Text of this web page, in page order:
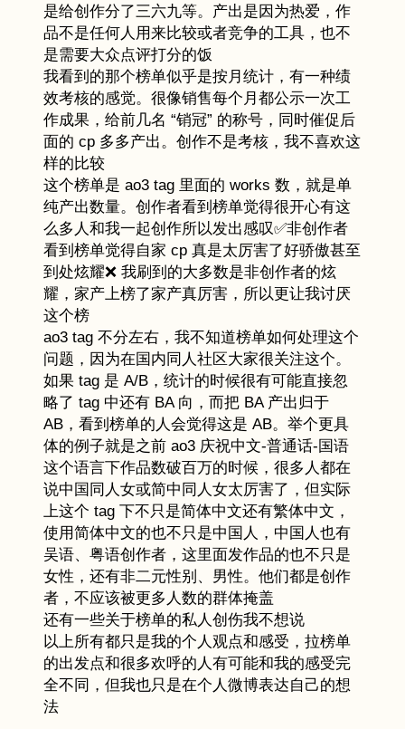
是给创作分了三六九等。产出是因为热爱，作
品不是任何人用来比较或者竞争的工具，也不
是需要大众点评打分的饭
我看到的那个榜单似乎是按月统计，有一种绩
效考核的感觉。很像销售每个月都公示一次工
作成果，给前几名 “销冠” 的称号，同时催促后
面的 cp 多多产出。创作不是考核，我不喜欢这
样的比较
这个榜单是 ao3 tag 里面的 works 数，就是单
纯产出数量。创作者看到榜单觉得很开心有这
么多人和我一起创作所以发出感叹✅非创作者
看到榜单觉得自家 cp 真是太厉害了好骄傲甚至
到处炫耀❌ 我刷到的大多数是非创作者的炫
耀，家产上榜了家产真厉害，所以更让我讨厌
这个榜
ao3 tag 不分左右，我不知道榜单如何处理这个
问题，因为在国内同人社区大家很关注这个。
如果 tag 是 A/B，统计的时候很有可能直接忽
略了 tag 中还有 BA 向，而把 BA 产出归于
AB，看到榜单的人会觉得这是 AB。举个更具
体的例子就是之前 ao3 庆祝中文-普通话-国语
这个语言下作品数破百万的时候，很多人都在
说中国同人女或简中同人女太厉害了，但实际
上这个 tag 下不只是简体中文还有繁体中文，
使用简体中文的也不只是中国人，中国人也有
吴语、粤语创作者，这里面发作品的也不只是
女性，还有非二元性别、男性。他们都是创作
者，不应该被更多人数的群体掩盖
还有一些关于榜单的私人创伤我不想说
以上所有都只是我的个人观点和感受，拉榜单
的出发点和很多欢呼的人有可能和我的感受完
全不同，但我也只是在个人微博表达自己的想
法